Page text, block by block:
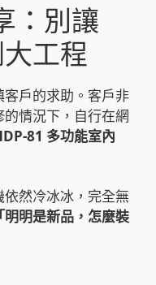
例
：別讓
工程
戶的求助。客戶非
情況下，自行在網
81 多功能室內
然冷冰冰，完全無
「明明是新品，怎麼裝